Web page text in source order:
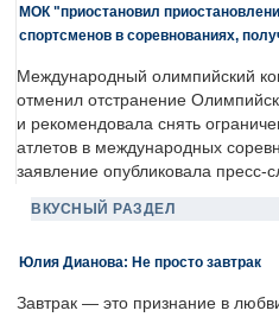
МОК "приостановил
спортсменов в соревнованиях,
Международный олимпийский
отменил отстранение
и рекомендовала снять
атлетов в международных
заявление опубликовала
ВКУСНЫЙ РАЗДЕЛ
Юлия Дианова: Не просто завтрак
Завтрак — это признание в